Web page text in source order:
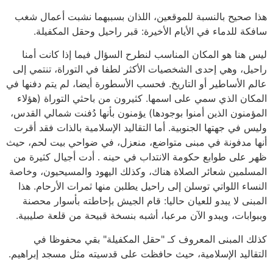
هذا صحيح بالنسبة للموقعين، اللذان بسببهما نشبت أعمال شغب
سافكة للدماء في الأيام الأخيرة: قبر راحيل وحقل المكفيلة.
ليس هنا هو المكان المناسب لنطرح السؤال فيما إذا كانت أمنا
راحيل، وهي إحدى الشخصيات الأكثر لطفا في التوراة، تنتمي إلى
عالم الأساطير أو التاريخ. فحسب الأسطورة أيضا، لم يتم دفنها في
المكان الذي سمي على اسمها. كثيرون من باحثي التوراة (هؤلاء
المؤمنون الذين أمنوا بوجودها) يؤمنون بأنها دُفنت شمالي القدس،
وليس في جهتها الجنوبية. أما التقاليد الإسلامية بالذات فقد أقرت
أنها مدفونة في مبنى متواضع، منعزل، في ضواحي بيت لحم، حيث
ظهر على طوابع حكومة الانتداب في حينه . أدت أجيال كثيرة من
المسلمين شعائر الصلاة هناك، وكذلك اليهود والمسيحيون، وخاصة
النساء اللواتي توسلن إلى راحيل يطلبن منها ثمرات الأرحام. هذا
المبنى لا يبدو للعيان حاليا: قام الجيش بإحاطته بأسوار محصنة
وببوابات، ويبدو الآن مرعبا، أشبه بنسخة قبيحة من قلعة صليبية.
كذلك المبنى المعروف كـ "حقل المكفيلة" بقي محفوظا في
التقاليد الإسلامية، حيث حافظت على قدسيته مثل مسجد إبراهيم.